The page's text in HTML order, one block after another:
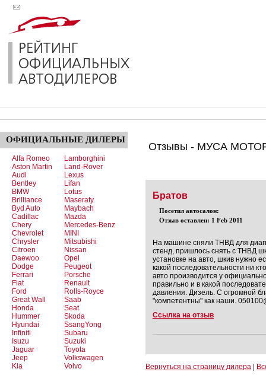
ОФИЦИАЛЬНЫЕ ДИЛЕРЫ
Alfa Romeo
Aston Martin
Audi
Bentley
BMW
Brilliance
Byd Auto
Cadillac
Chery
Chevrolet
Chrysler
Citroen
Daewoo
Dodge
Ferrari
Fiat
Ford
Great Wall
Honda
Hummer
Hyundai
Infiniti
Isuzu
Jaguar
Jeep
Kia
Lamborghini
Land-Rover
Lexus
Lifan
Lotus
Maseraty
Maybach
Mazda
Mercedes-Benz
MINI
Mitsubishi
Nissan
Opel
Peugeot
Porsche
Renault
Rolls-Royce
Saab
Seat
Skoda
SsangYong
Subaru
Suzuki
Toyota
Volkswagen
Volvo
Отзывы - МУСА
Братов
Посетил автосалон:
Отзыв оставлен: 1 Feb 2011
На машине сняли ТНВД для
стенд, пришлось снять с ТНВД
установке на авто, шкив нужно
какой последовательности ни
авто производится у
правильно и в какой
давления. Дизель. С огромной
"компетентны" как наши.
Ссылка на отзыв
Вернуться на страницу дилера